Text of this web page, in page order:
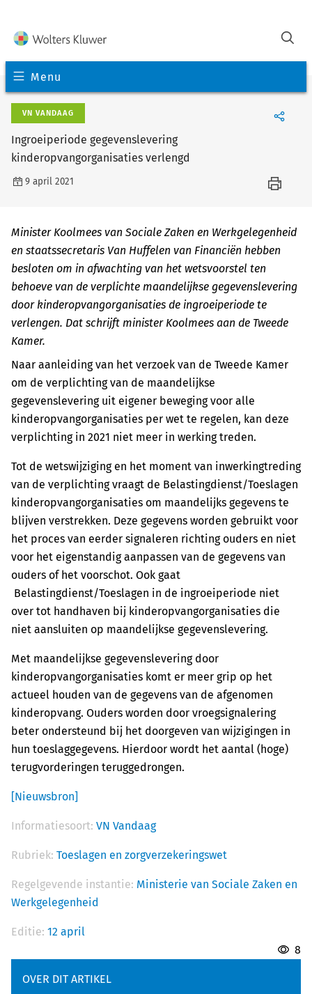
Menu
VN VANDAAG
Ingroeiperiode gegevenslevering
kinderopvangorganisaties verlengd
9 april 2021
Minister Koolmees van Sociale Zaken en Werkgelegenheid
en staatssecretaris Van Huffelen van Financiën hebben
besloten om in afwachting van het wetsvoorstel ten
behoeve van de verplichte maandelijkse gegevenslevering
door kinderopvangorganisaties de ingroeiperiode te
verlengen. Dat schrijft minister Koolmees aan de Tweede
Kamer.
Naar aanleiding van het verzoek van de Tweede Kamer
om de verplichting van de maandelijkse
gegevenslevering uit eigener beweging voor alle
kinderopvangorganisaties per wet te regelen, kan deze
verplichting in 2021 niet meer in werking treden.
Tot de wetswijziging en het moment van inwerkingtreding
van de verplichting vraagt de Belastingdienst/Toeslagen
kinderopvangorganisaties om maandelijks gegevens te
blijven verstrekken. Deze gegevens worden gebruikt voor
het proces van eerder signaleren richting ouders en niet
voor het eigenstandig aanpassen van de gegevens van
ouders of het voorschot. Ook gaat
Belastingdienst/Toeslagen in de ingroeiperiode niet
over tot handhaven bij kinderopvangorganisaties die
niet aansluiten op maandelijkse gegevenslevering.
Met maandelijkse gegevenslevering door
kinderopvangorganisaties komt er meer grip op het
actueel houden van de gegevens van de afgenomen
kinderopvang. Ouders worden door vroegsignalering
beter ondersteund bij het doorgeven van wijzigingen in
hun toeslaggegevens. Hierdoor wordt het aantal (hoge)
terugvorderingen teruggedrongen.
[Nieuwsbron]
Informatiesoort: VN Vandaag
Rubriek: Toeslagen en zorgverzekeringswet
Regelgevende instantie: Ministerie van Sociale Zaken en
Werkgelegenheid
Editie: 12 april
8
OVER DIT ARTIKEL